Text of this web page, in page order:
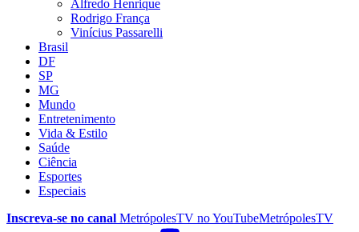
Alfredo Henrique
Rodrigo França
Vinícius Passarelli
Brasil
DF
SP
MG
Mundo
Entretenimento
Vida & Estilo
Saúde
Ciência
Esportes
Especiais
Inscreva-se no canal MetrópolesTV noYouTubeMetrópolesTV